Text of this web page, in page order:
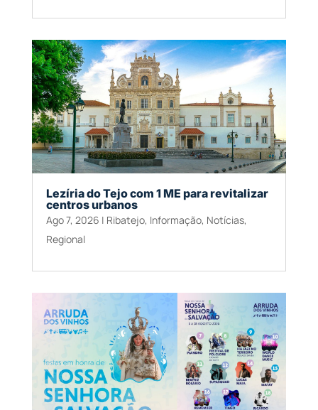
Lezíria do Tejo com 1 ME para revitalizar
centros urbanos
Ago 7, 2026 | Ribatejo, Informação, Notícias,
Regional